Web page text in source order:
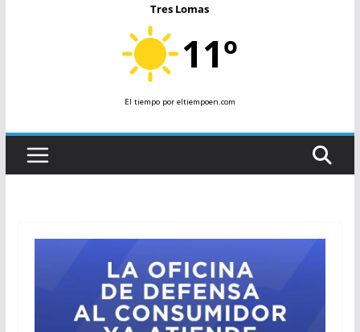
Tres Lomas
11º
El tiempopor eltiempoen.com